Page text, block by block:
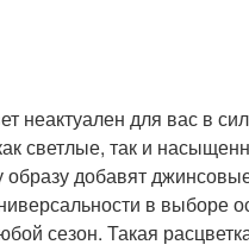
неактуален для вас в
светлые, так и
добавят
в выборе
сезон. Такая